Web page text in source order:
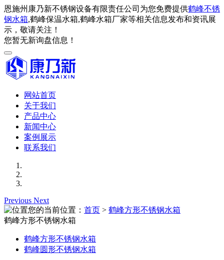
恩施州康乃新不锈钢设备有限责任公司为您免费提供鹤峰不锈
钢水箱,鹤峰保温水箱,鹤峰水箱厂家等相关信息发布和资讯展
示，敬请关注！
您暂无新询盘信息！
网站首页
关于我们
产品中心
新闻中心
案例展示
联系我们
Previous Next
您的当前位置： 首页 > 鹤峰方形不锈钢水箱
鹤峰方形不锈钢水箱
鹤峰方形不锈钢水箱
鹤峰圆形不锈钢水箱